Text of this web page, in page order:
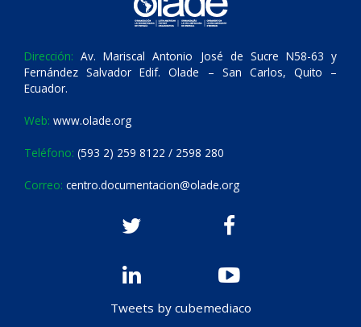
Dirección: Av. Mariscal Antonio José de Sucre N58-63 y
Fernández Salvador Edif. Olade – San Carlos, Quito –
Ecuador.
Web: www.olade.org
Teléfono: (593 2) 259 8122 / 2598 280
Correo: centro.documentacion@olade.org
Tweets by cubemediaco